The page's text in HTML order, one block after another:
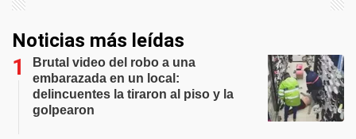
Noticias más leídas
Brutal video del robo a una
embarazada en un local:
delincuentes la tiraron al piso y la
golpearon